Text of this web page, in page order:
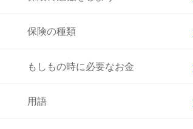
保険の種類
もしもの時に必要なお金
用語